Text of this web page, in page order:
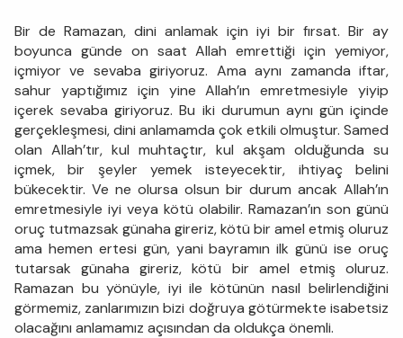
Bir de Ramazan, dini anlamak için iyi bir fırsat. Bir ay
boyunca günde on saat Allah emrettiği için yemiyor,
içmiyor ve sevaba giriyoruz. Ama aynı zamanda iftar,
sahur yaptığımız için yine Allah’ın emretmesiyle yiyip
içerek sevaba giriyoruz. Bu iki durumun aynı gün içinde
gerçekleşmesi, dini anlamamda çok etkili olmuştur. Samed
olan Allah’tır, kul muhtaçtır, kul akşam olduğunda su
içmek, bir şeyler yemek isteyecektir, ihtiyaç belini
bükecektir. Ve ne olursa olsun bir durum ancak Allah’ın
emretmesiyle iyi veya kötü olabilir. Ramazan’ın son günü
oruç tutmazsak günaha gireriz, kötü bir amel etmiş oluruz
ama hemen ertesi gün, yani bayramın ilk günü ise oruç
tutarsak günaha gireriz, kötü bir amel etmiş oluruz.
Ramazan bu yönüyle, iyi ile kötünün nasıl belirlendiğini
görmemiz, zanlarımızın bizi doğruya götürmekte isabetsiz
olacağını anlamamız açısından da oldukça önemli.